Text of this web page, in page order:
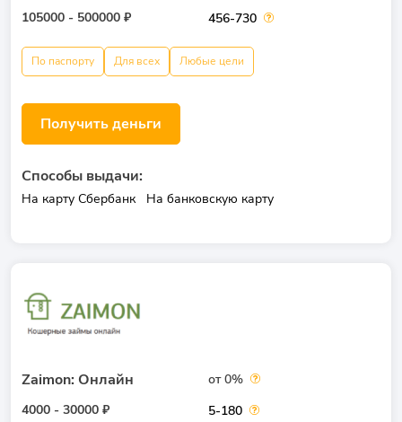
105000 - 500000 ₽
456-730
По паспорту Для всех Любые цели
Получить деньги
Способы выдачи:
На карту Сбербанк На банковскую карту
Zaimon: Онлайн
4000 - 30000 ₽
от 0%
5-180